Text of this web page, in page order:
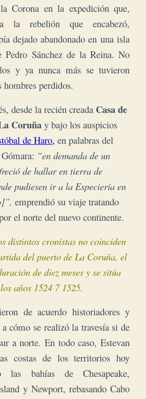
Corona en la expedición que,
la rebelión que encabezó,
dejado abandonado en una isla
Pedro Sánchez de la Reina. No
y ya nunca más se tuvieron
perdidos.
desde la recién creada Casa de
Coruñay bajo los auspicios
de Haro, en palabras del
“en demanda de un
de hallar en tierra de
pudiesen ir a la Especiería en
emprendió su viaje tratando
el norte del nuevo continente.
distintos cronistas no coinciden
del puerto de La Coruña, el
de diez meses y se sitúa
años 1524 7 1525.
de acuerdo historiadores y
cómo se realizó la travesía si de
a norte. En todo caso, Estevan
costas de los territorios hoy
las bahías de Chesapeake,
y Newport, rebasando Cabo